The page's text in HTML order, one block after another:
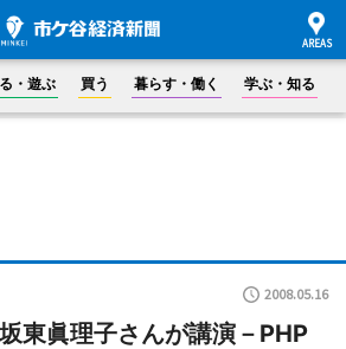
・遊ぶ 買う 暮らす・働く 学ぶ・知る
2008.05.16
東眞理子さんが講演－PHP